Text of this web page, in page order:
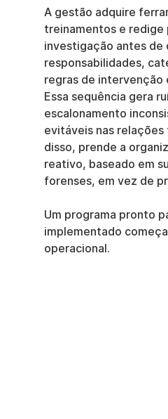
A gestão adquire
treinamentos e
investigação antes de
responsabilidades,
regras de intervenção
Essa sequência gera
escalonamento
evitáveis nas relações
disso, prende a
reativo, baseado em
forenses, em vez de
Um programa pronto
implementado
operacional.